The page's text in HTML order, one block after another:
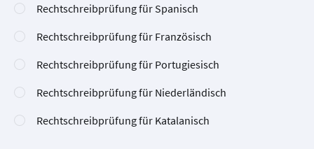
Rechtschreibprüfung für Spanisch
Rechtschreibprüfung für Französisch
Rechtschreibprüfung für Portugiesisch
Rechtschreibprüfung für Niederländisch
Rechtschreibprüfung für Katalanisch